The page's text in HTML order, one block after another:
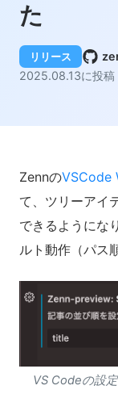
た
リリース
2025.08.13に投稿
ZennのVSCode
て、ツリーアイ
できるようにな
ルト動作（パス
VS Codeの設